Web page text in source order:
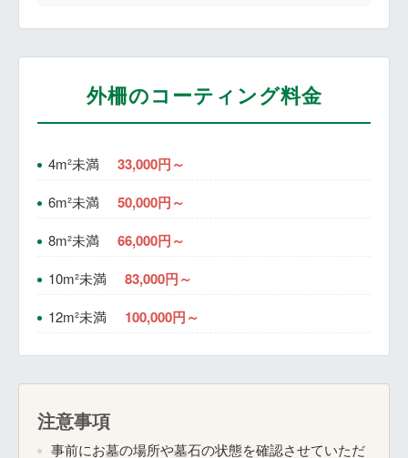
外柵のコーティング料金
4m²未満 33,000円～
6m²未満 50,000円～
8m²未満 66,000円～
10m²未満 83,000円～
12m²未満 100,000円～
注意事項
事前にお墓の場所や墓石の状態を確認させていただ